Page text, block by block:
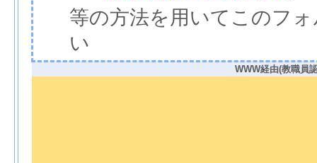
等の方法を用いてこのフ
い
WWW経由(教職員